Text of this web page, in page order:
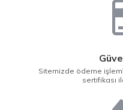
Sitemizde ödeme
sertifikası